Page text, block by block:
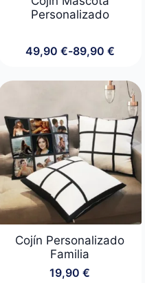
Personalizado
49,90 €-89,90 €
Rango
precios:
hasta
89,90 €
Cojín Personalizado
Familia
19,90 €